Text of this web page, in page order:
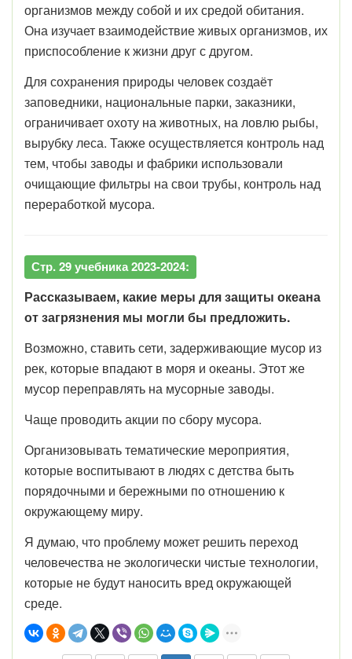
организмов между собой и их средой обитания.
Она изучает взаимодействие живых организмов, их
приспособление к жизни друг с другом.
Для сохранения природы человек создаёт
заповедники, национальные парки, заказники,
ограничивает охоту на животных, на ловлю рыбы,
вырубку леса. Также осуществляется контроль над
тем, чтобы заводы и фабрики использовали
очищающие фильтры на свои трубы, контроль над
переработкой мусора.
Стр. 29 учебника 2023-2024:
Рассказываем, какие меры для защиты океана
от загрязнения мы могли бы предложить.
Возможно, ставить сети, задерживающие мусор из
рек, которые впадают в моря и океаны. Этот же
мусор переправлять на мусорные заводы.
Чаще проводить акции по сбору мусора.
Организовывать тематические мероприятия,
которые воспитывают в людях с детства быть
порядочными и бережными по отношению к
окружающему миру.
Я думаю, что проблему может решить переход
человечества не экологически чистые технологии,
которые не будут наносить вред окружающей
среде.